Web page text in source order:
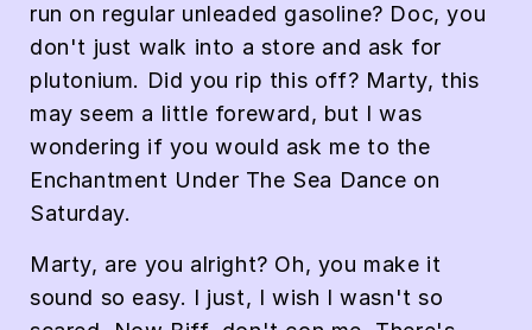
run on regular unleaded gasoline? Doc, you
don't just walk into a store and ask for
plutonium. Did you rip this off? Marty, this
may seem a little foreward, but I was
wondering if you would ask me to the
Enchantment Under The Sea Dance on
Saturday.
Marty, are you alright? Oh, you make it
sound so easy. I just, I wish I wasn't so